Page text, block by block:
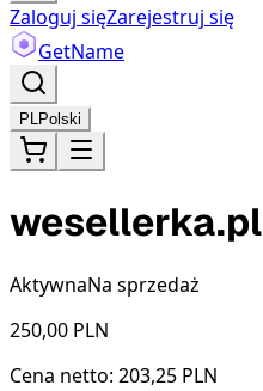
Zaloguj sięZarejestruj się
GetName
PLPolski
wesellerka.pl
AktywnaNa sprzedaż
250,00 PLN
Cena netto: 203,25 PLN